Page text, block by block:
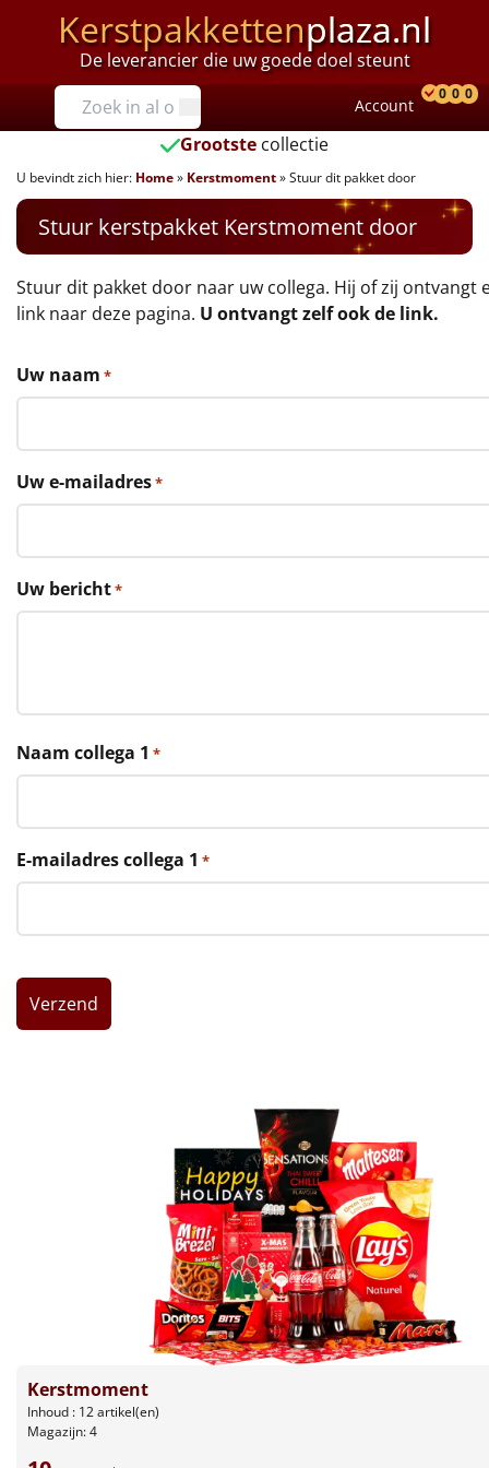
Kerstpakkettenplaza.nl
De leverancier die uw goede doel steunt
Prijzen
Tot €25
€25 tot €35
€35 tot €40
€40 tot €45
€50 tot €55
€55 tot €75
€75 tot €100
€100 en hoger
Alle kerstpakketten 2026
Rituals
Mannen
Leuke
Wake up light
Account
0 0 0
Grootste collectie
U bevindt zich hier: Home» Kerstmoment»Stuur dit pakket door
Stuur kerstpakket Kerstmoment door
Stuur dit pakket door naar uw collega. Hij of zij ontvangt
link naar deze pagina. U ontvangt zelf ook de link.
Uw naam *
Uw e-mailadres*
Uw bericht*
Naam collega 1 *
E-mailadres collega 1 *
Kerstmoment
Inhoud : 12 artikel(en)
Magazijn: 4